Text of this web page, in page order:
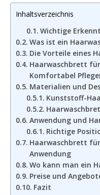
Inhaltsverzeichnis
Wichtige
Was ist ein
Die Vorteile eines
Haarwaschbrett
Komfortabel
Materialien und
Kunststoff-
Anwendung und
Richtige
Haarwaschbrett
Anwendung
Wo kann man ein
Preise und
Fazit